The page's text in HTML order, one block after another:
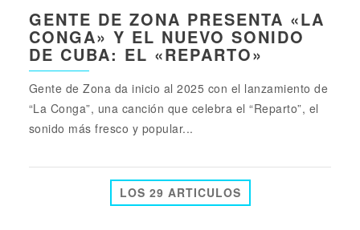
GENTE DE ZONA PRESENTA «LA
CONGA» Y EL NUEVO SONIDO
DE CUBA: EL «REPARTO»
Gente de Zona da inicio al 2025 con el lanzamiento de
“La Conga”, una canción que celebra el “Reparto”, el
sonido más fresco y popular...
LOS 29 ARTICULOS